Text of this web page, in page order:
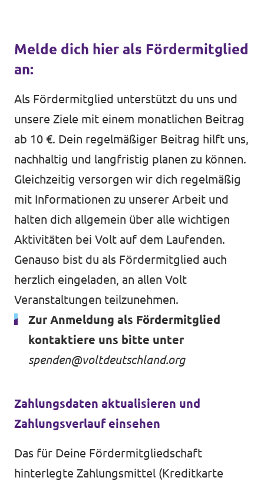
Transparenz
Datenschutz
Impressum
Melde dich hier als Fördermitglied
an:
Als Fördermitglied unterstützt du uns und
unsere Ziele mit einem monatlichen Beitrag
ab 10 €. Dein regelmäßiger Beitrag hilft uns,
nachhaltig und langfristig planen zu können.
Gleichzeitig versorgen wir dich regelmäßig
mit Informationen zu unserer Arbeit und
halten dich allgemein über alle wichtigen
Aktivitäten bei Volt auf dem Laufenden.
Genauso bist du als Fördermitglied auch
herzlich eingeladen, an allen Volt
Veranstaltungen teilzunehmen.
Zur Anmeldung als Fördermitglied
kontaktiere uns bitte unter
spenden@voltdeutschland.org
Zahlungsdaten aktualisieren und
Zahlungsverlauf einsehen
Das für Deine Fördermitgliedschaft
hinterlegte Zahlungsmittel (Kreditkarte